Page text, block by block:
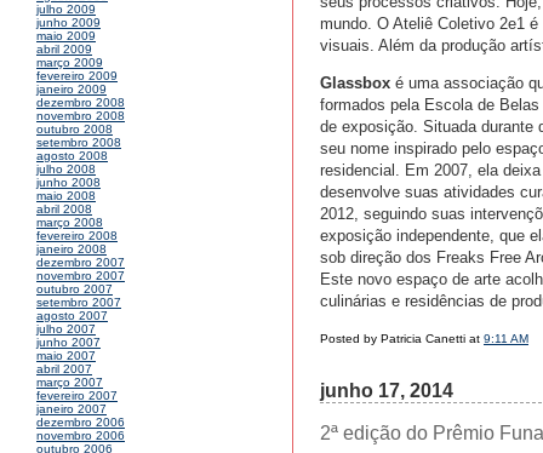
julho 2009
junho 2009
maio 2009
abril 2009
março 2009
fevereiro 2009
janeiro 2009
dezembro 2008
novembro 2008
outubro 2008
setembro 2008
agosto 2008
julho 2008
junho 2008
maio 2008
abril 2008
março 2008
fevereiro 2008
janeiro 2008
dezembro 2007
novembro 2007
outubro 2007
setembro 2007
agosto 2007
julho 2007
junho 2007
maio 2007
abril 2007
março 2007
fevereiro 2007
janeiro 2007
dezembro 2006
novembro 2006
outubro 2006
mundo. O Ateliê Coletivo 2e1
visuais. Além da produção
Glassbox é uma associação
formados pela Escola de
de exposição. Situada durante
seu nome inspirado pelo
residencial. Em 2007, ela
desenvolve suas atividades
2012, seguindo suas
exposição independente, que
sob direção dos Freaks Free
Este novo espaço de arte
culinárias e residências de
Posted by Patricia Canetti at 9:11 AM
junho 17, 2014
2ª edição do Prêmio